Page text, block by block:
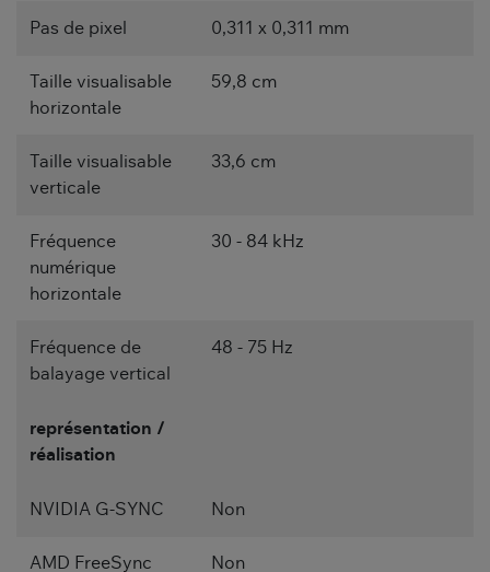
Pas de pixel 0,311 x 0,311 mm
Taille visualisable
horizontale
59,8 cm
Taille visualisable
verticale
33,6 cm
Fréquence
numérique
horizontale
30 - 84 kHz
Fréquence de
balayage vertical
48 - 75 Hz
représentation /
réalisation
NVIDIA G-SYNC Non
AMD FreeSync Non